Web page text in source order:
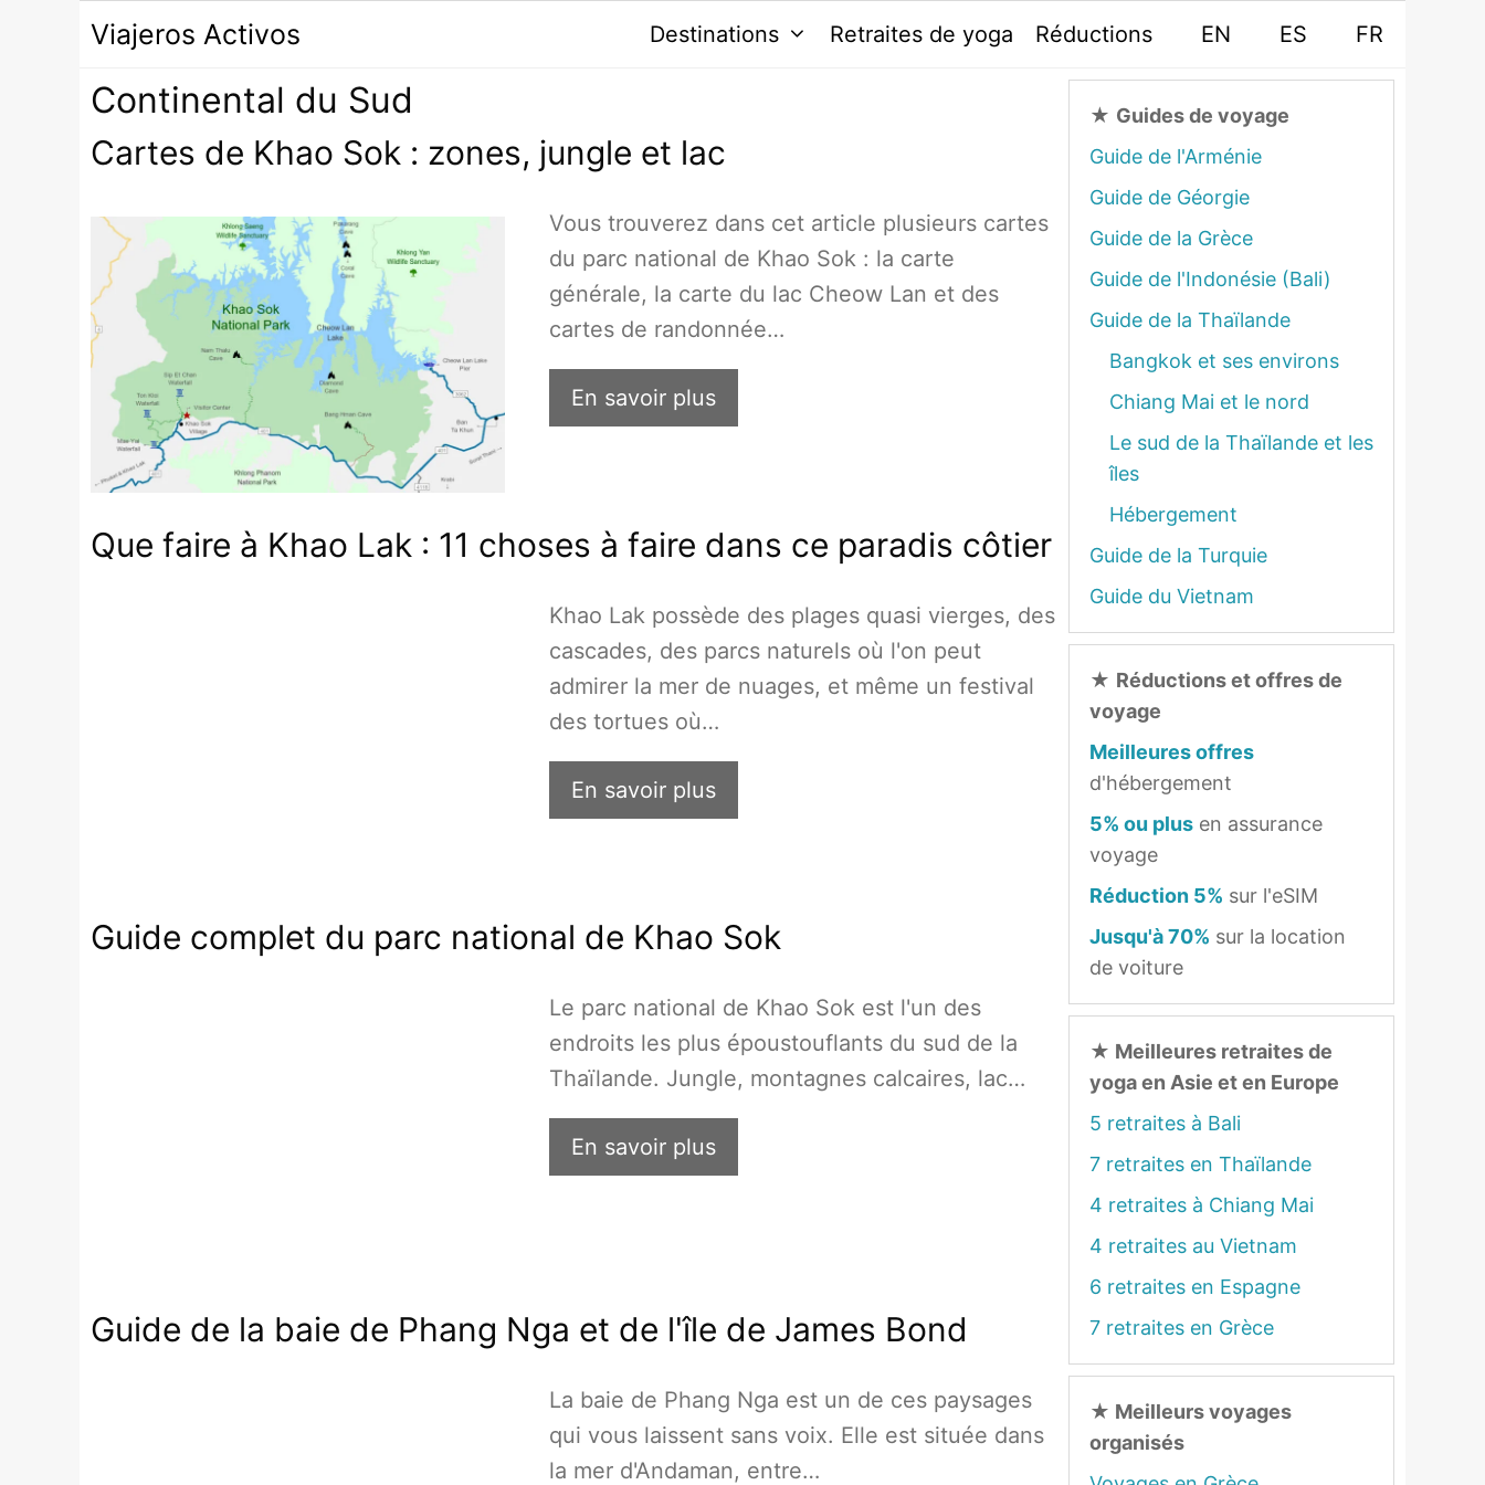
Viajeros Activos Destinations Retraites de yoga Réductions EN ES FR
Continental du Sud
Cartes de Khao Sok : zones, jungle et lac
Vous trouverez dans cet article plusieurs cartes
du parc national de Khao Sok : la carte
générale, la carte du lac Cheow Lan et des
cartes de randonnée…
En savoir plus
Que faire à Khao Lak : 11 choses à faire dans ce paradis côtier
Khao Lak possède des plages quasi vierges, des
cascades, des parcs naturels où l'on peut
admirer la mer de nuages, et même un festival
des tortues où…
En savoir plus
Guide complet du parc national de Khao Sok
Le parc national de Khao Sok est l'un des
endroits les plus époustouflants du sud de la
Thaïlande. Jungle, montagnes calcaires, lac…
En savoir plus
Guide de la baie de Phang Nga et de l'île de James Bond
La baie de Phang Nga est un de ces paysages
qui vous laissent sans voix. Elle est située dans
la mer d'Andaman, entre…
★ Guides de voyage
Guide de l'Arménie
Guide de Géorgie
Guide de la Grèce
Guide de l'Indonésie (Bali)
Guide de la Thaïlande
Bangkok et ses environs
Chiang Mai et le nord
Le sud de la Thaïlande et les
îles
Hébergement
Guide de la Turquie
Guide du Vietnam
★ Réductions et offres de
voyage
Meilleures offres
d'hébergement
5% ou plus en assurance
voyage
Réduction 5% sur l'eSIM
Jusqu'à 70% sur la location
de voiture
★ Meilleures retraites de
yoga en Asie et en Europe
5 retraites à Bali
7 retraites en Thaïlande
4 retraites à Chiang Mai
4 retraites au Vietnam
6 retraites en Espagne
7 retraites en Grèce
★ Meilleurs voyages
organisés